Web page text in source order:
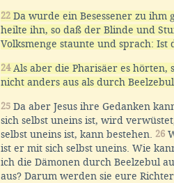
22 Da wurde ein Besessener zu
heilte ihn, so daß der Blinde und
Volksmenge staunte und sprach:
24Als aber die Pharisäer es hörten,
nicht anders aus als durch
25 Da aber Jesus ihre Gedanken
sich selbst uneins ist, wird
selbst uneins ist, kann bestehen. 26
ist er mit sich selbst uneins. Wie
ich die Dämonen durch Beelzebul
aus? Darum werden sie eure Richter